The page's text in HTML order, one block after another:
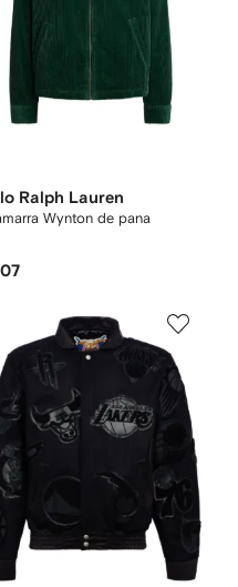
Ralph Lauren
Wynton de pana